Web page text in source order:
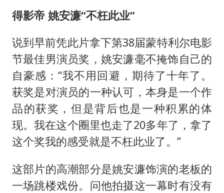
得影帝 姚安濂“不枉此业”
说到早前凭此片拿下第38届蒙特利尔电影
节最佳男演员奖，姚安濂毫不掩饰自己的
自豪感：“我不用回避，期待了十年了。
获奖是对演员的一种认可，本身是一个作
品的获奖，但是背后也是一种积累的体
现。我在这个圈里也走了20多年了，拿了
这个奖我的感受就是不枉此业了。”
这部片的高潮部分是姚安濂饰演的老板的
一场跳楼戏份。问他拍摄这一幕时有没有